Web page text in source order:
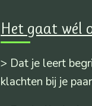
Het gaat wél
> Dat je leert
klachten bij je